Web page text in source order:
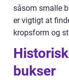
såsom smalle
er vigtigt at
kropsform og
bukser